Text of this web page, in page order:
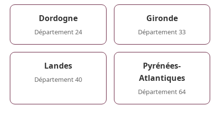
Dordogne
Département 24
Gironde
Département 33
Landes
Département 40
Pyrénées-
Atlantiques
Département 64